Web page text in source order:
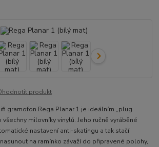
produkt
gramofon Rega Planar 1 je ideálním „plug
milovníky vinylů. Jeho ručně vyráběné
nastavení anti-skatingu a tak stačí
na ramínko závaží do připravené polohy,